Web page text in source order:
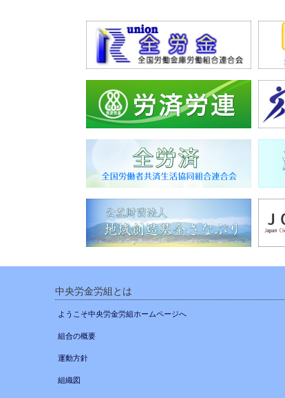
中央労金労組とは
ようこそ中央労金労組ホームページへ
組合の概要
運動方針
組織図